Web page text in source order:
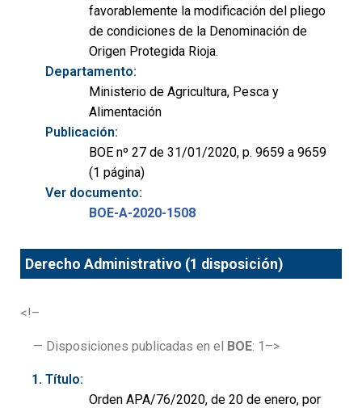
favorablemente la modificación del pliego
de condiciones de la Denominación de
Origen Protegida Rioja.
Departamento:
Ministerio de Agricultura, Pesca y
Alimentación
Publicación:
BOE nº 27 de 31/01/2020, p. 9659 a 9659
(1 página)
Ver documento:
BOE-A-2020-1508
Derecho Administrativo (1 disposición)
<!–
— Disposiciones publicadas en el BOE: 1–>
Título:
Orden APA/76/2020, de 20 de enero, por